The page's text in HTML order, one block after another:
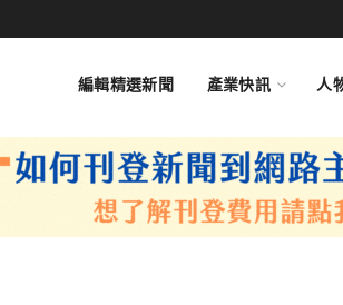
編輯精選新聞 產業快訊 人